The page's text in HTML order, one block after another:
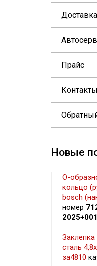
Доставка
Прайс
Контакты
Новые
О-
кольцо
bosch
номер
сталь
за4810